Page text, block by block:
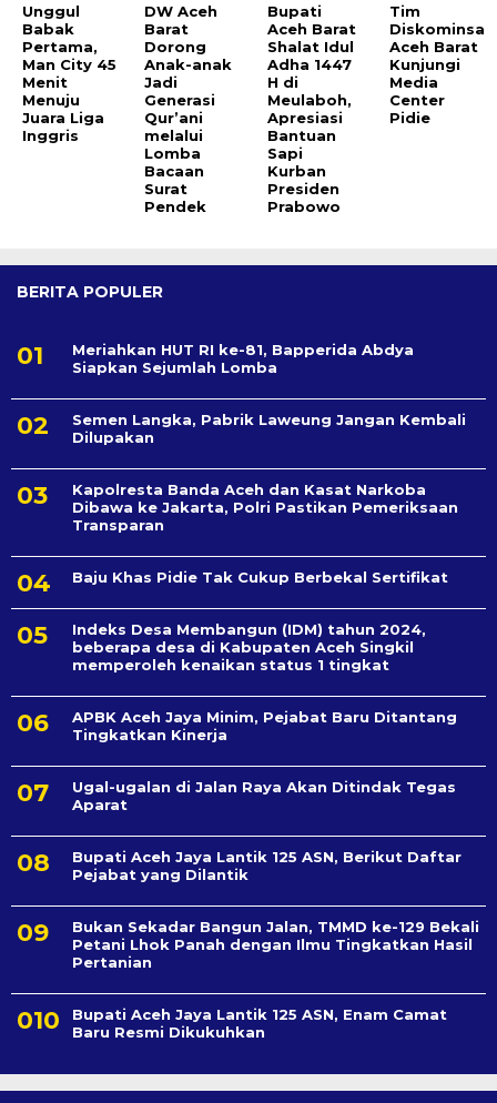
Unggul
Babak
Pertama,
Man City 45
Menit
Menuju
Juara Liga
Inggris
DW Aceh
Barat
Dorong
Anak-anak
Jadi
Generasi
Qur’ani
melalui
Lomba
Bacaan
Surat
Pendek
Bupati
Aceh Barat
Shalat Idul
Adha 1447
H di
Meulaboh,
Apresiasi
Bantuan
Sapi
Kurban
Presiden
Prabowo
Tim
Diskominsa
Aceh Barat
Kunjungi
Media
Center
Pidie
BERITA POPULER
Meriahkan HUT RI ke-81, Bapperida Abdya
Siapkan Sejumlah Lomba
Semen Langka, Pabrik Laweung Jangan Kembali
Dilupakan
Kapolresta Banda Aceh dan Kasat Narkoba
Dibawa ke Jakarta, Polri Pastikan Pemeriksaan
Transparan
Baju Khas Pidie Tak Cukup Berbekal Sertifikat
Indeks Desa Membangun (IDM) tahun 2024,
beberapa desa di Kabupaten Aceh Singkil
memperoleh kenaikan status 1 tingkat
APBK Aceh Jaya Minim, Pejabat Baru Ditantang
Tingkatkan Kinerja
Ugal-ugalan di Jalan Raya Akan Ditindak Tegas
Aparat
Bupati Aceh Jaya Lantik 125 ASN, Berikut Daftar
Pejabat yang Dilantik
Bukan Sekadar Bangun Jalan, TMMD ke-129 Bekali
Petani Lhok Panah dengan Ilmu Tingkatkan Hasil
Pertanian
Bupati Aceh Jaya Lantik 125 ASN, Enam Camat
Baru Resmi Dikukuhkan